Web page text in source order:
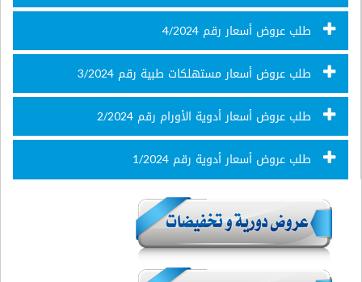
طلب عروض أسعار رقم 4/2024
طلب عروض أسعار مستهلكات طبية رقم 3/2024
طلب عروض أسعار أدوية الأورام رقم 2/2024
طلب عروض أسعار أدوية رقم 1/2024